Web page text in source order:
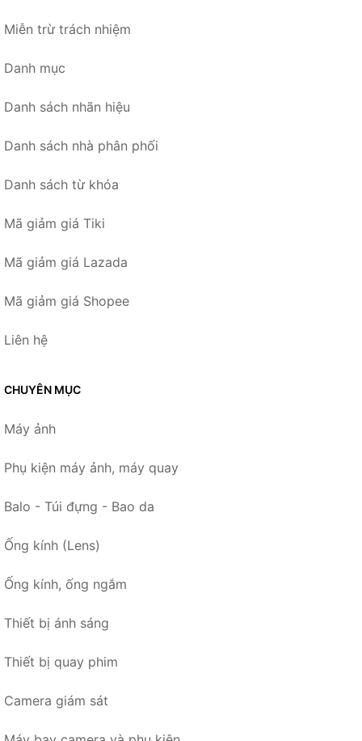
Miễn trừ trách nhiệm
Danh mục
Danh sách nhãn hiệu
Danh sách nhà phân phối
Danh sách từ khóa
Mã giảm giá Tiki
Mã giảm giá Lazada
Mã giảm giá Shopee
Liên hệ
CHUYÊN MỤC
Máy ảnh
Phụ kiện máy ảnh, máy quay
Balo - Túi đựng - Bao da
Ống kính (Lens)
Ống kính, ống ngắm
Thiết bị ánh sáng
Thiết bị quay phim
Camera giám sát